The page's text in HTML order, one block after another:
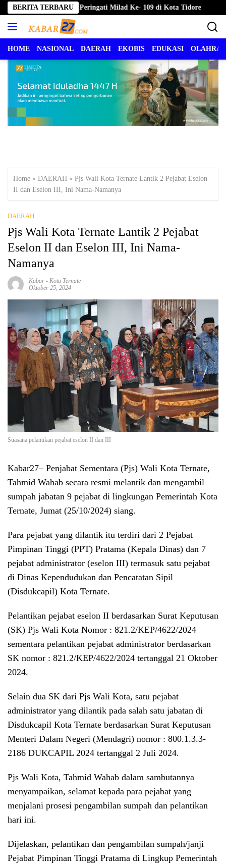
Langsung
ke
konten
BERITA TERBARU
Utara Peringati Milad Ke- 109 di Kota Tidore Pemkot
HOME NASIONAL DAERAH EKOBIS EDUKASI
Home » DAERAH » Pjs Wali Kota Ternate Lantik 2 Pejabat Eselon
II dan Eselon III, Ini Nama-Namanya
DAERAH
Pjs Wali Kota Ternate Lantik 2 Pejabat
Eselon II dan Eselon III, Ini Nama-
Namanya
Kabar - Kota Ternate
Oktober 25, 2024
Suasana pelantikan pejabat eselon II dan III
Kabar27– Penjabat Sementara (Pjs) Wali Kota Ternate,
Tahmid Wahab secara resmi melantik dan mengambil
sumpah jabatan 9 pejabat di lingkungan Pemerintah Kota
Ternate, Jumat (25/10/2024) siang.
Para pejabat yang dilantik itu terdiri dari 2 Pejabat
Pimpinan Tinggi (PPT) Pratama (Kepala Dinas) dan 7
pejabat administrator (eselon III) termasuk satu pejabat
di Dinas Kependudukan dan Pencatatan Sipil
(Disdukcapil) Kota Ternate.
Pelantikan pejabat eselon II berdasarkan Surat Keputusan
(SK) Pjs Wali Kota Nomor : 821.2/KEP/4622/2024
sementara pelantikan pejabat administrator berdasarkan
SK nomor : 821.2/KEP/4622/2024 tertanggal 21 Oktober
2024.
Selain dua SK dari Pjs Wali Kota, satu pejabat
administrator yang dilantik pada salah satu jabatan di
Disdukcapil Kota Ternate berdasarkan Surat Keputusan
Menteri Dalam Negeri (Mendagri) nomor : 800.1.3.3-
2186 DUKCAPIL 2024 tertanggal 2 Juli 2024.
Pjs Wali Kota, Tahmid Wahab dalam sambutannya
menyampaikan, selamat kepada para pejabat yang
menjalani prosesi pengambilan sumpah dan pelantikan
hari ini.
Dijelaskan, pelantikan dan pengambilan sumpah/janji
Pejabat Pimpinan Tinggi Pratama di Lingkup Pemerintah